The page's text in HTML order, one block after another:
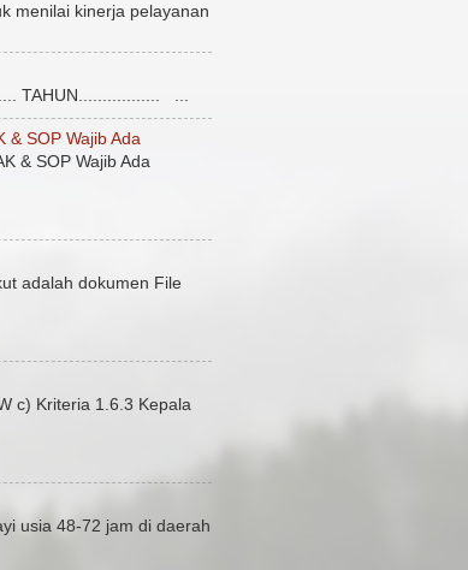
kinerja pelayanan
TAHUN................. ...
& SOP Wajib Ada
& SOP Wajib Ada
adalah dokumen File
c) Kriteria 1.6.3 Kepala
usia 48-72 jam di daerah